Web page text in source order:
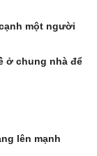
một người
ở chung nhà để
lên mạnh